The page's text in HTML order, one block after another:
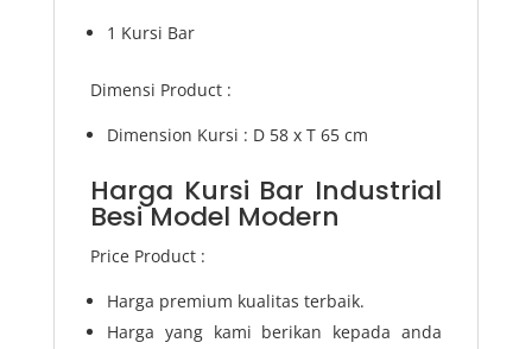
1 Kursi Bar
Dimensi Product :
Dimension Kursi : D 58 x T 65 cm
Harga Kursi Bar Industrial
Besi Model Modern
Price Product :
Harga premium kualitas terbaik.
Harga yang kami berikan kepada anda